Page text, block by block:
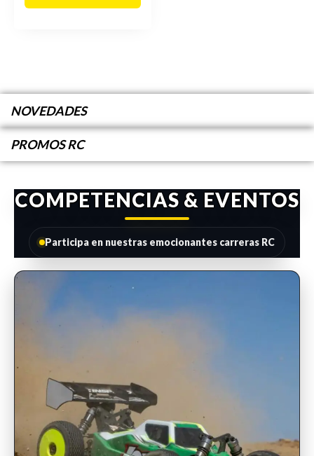
NOVEDADES
PROMOS RC
COMPETENCIAS & EVENTOS
Participa en nuestras emocionantes carreras RC
INSCRIPCIONES ABIERTAS